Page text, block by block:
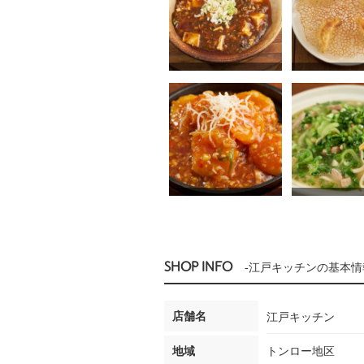
SHOP INFO -江戸キッチンの基本
店舗名 江戸キッチン
地域 トンロー地区